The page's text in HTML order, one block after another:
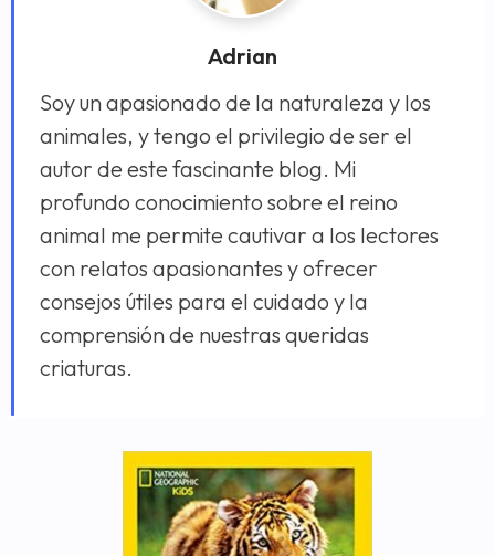
Adrian
Soy un apasionado de la naturaleza y los
animales, y tengo el privilegio de ser el
autor de este fascinante blog. Mi
profundo conocimiento sobre el reino
animal me permite cautivar a los lectores
con relatos apasionantes y ofrecer
consejos útiles para el cuidado y la
comprensión de nuestras queridas
criaturas.